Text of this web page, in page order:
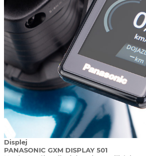
Displej
PANASONIC GXM DISPLAY 501